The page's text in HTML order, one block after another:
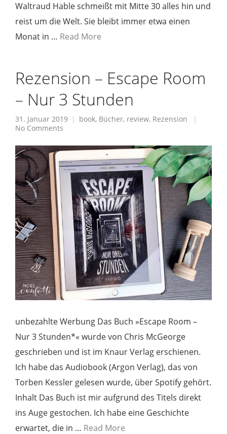
Waltraud Hable schmeißt mit Mitte 30 alles hin und
reist um die Welt. Sie bleibt immer etwa einen
Monat in … Read More
Rezension – Escape Room
– Nur 3 Stunden
31. Januar 2019 book, Bücher, review, Rezension
No Comments
unbezahlte Werbung Das Buch »Escape Room –
Nur 3 Stunden*« wurde von Chris McGeorge
geschrieben und ist im Knaur Verlag erschienen.
Ich habe das Audiobook (Argon Verlag), das von
Torben Kessler gelesen wurde, über Spotify gehört.
Inhalt Das Buch ist mir aufgrund des Titels direkt
ins Auge gestochen. Ich habe eine Geschichte
erwartet, die in … Read More